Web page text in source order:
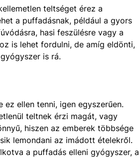
teltséget érez a
a puffadásnak, például a gyors
hasi feszülésre vagy a
is lehet fordulni, de amíg eldönti,
is rá.
ellen tenni, igen egyszerűen.
teltnek érzi magát, vagy
hiszen az emberek többsége
lemondani az imádott ételekről.
a puffadás elleni gyógyszer, a